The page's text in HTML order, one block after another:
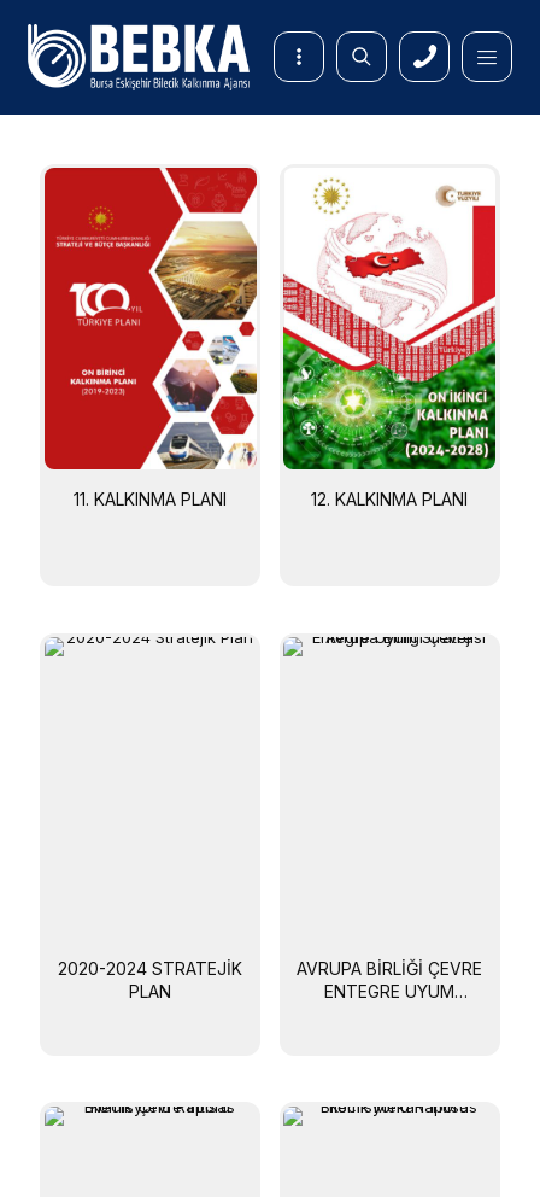
11. KALKINMA PLANI 12. KALKINMA PLANI
2020-2024 STRATEJIK
PLAN
AVRUPA BIRLIĞI ÇEVRE
ENTEGRE UYUM